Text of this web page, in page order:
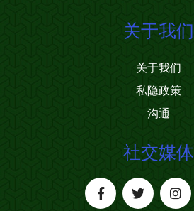
关于我们
关于我们
私隐政策
沟通
社交媒体